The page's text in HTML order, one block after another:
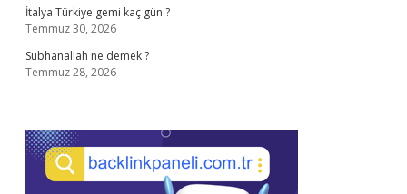
İtalya Türkiye gemi kaç gün ?
Temmuz 30, 2026
Subhanallah ne demek ?
Temmuz 28, 2026